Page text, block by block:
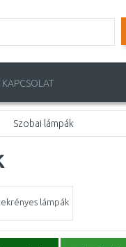
KAPCSOLAT
Szobai lámpák
lámpák